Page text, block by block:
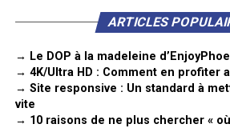
ARTICLES
→ Le DOP à la madeleine
→ 4K/Ultra HD : Comment en profiter
→ Site responsive : Un standard à
vite
→ 10 raisons de ne plus chercher «